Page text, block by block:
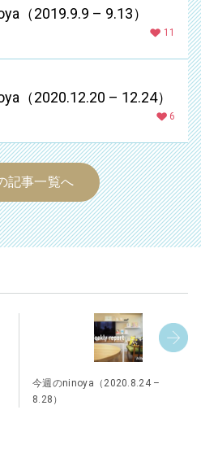
（2019.9.9 – 9.13）
11
（2020.12.20 – 12.24）
6
記事一覧へ
今週のninoya（2020.8.24 –
8.28）